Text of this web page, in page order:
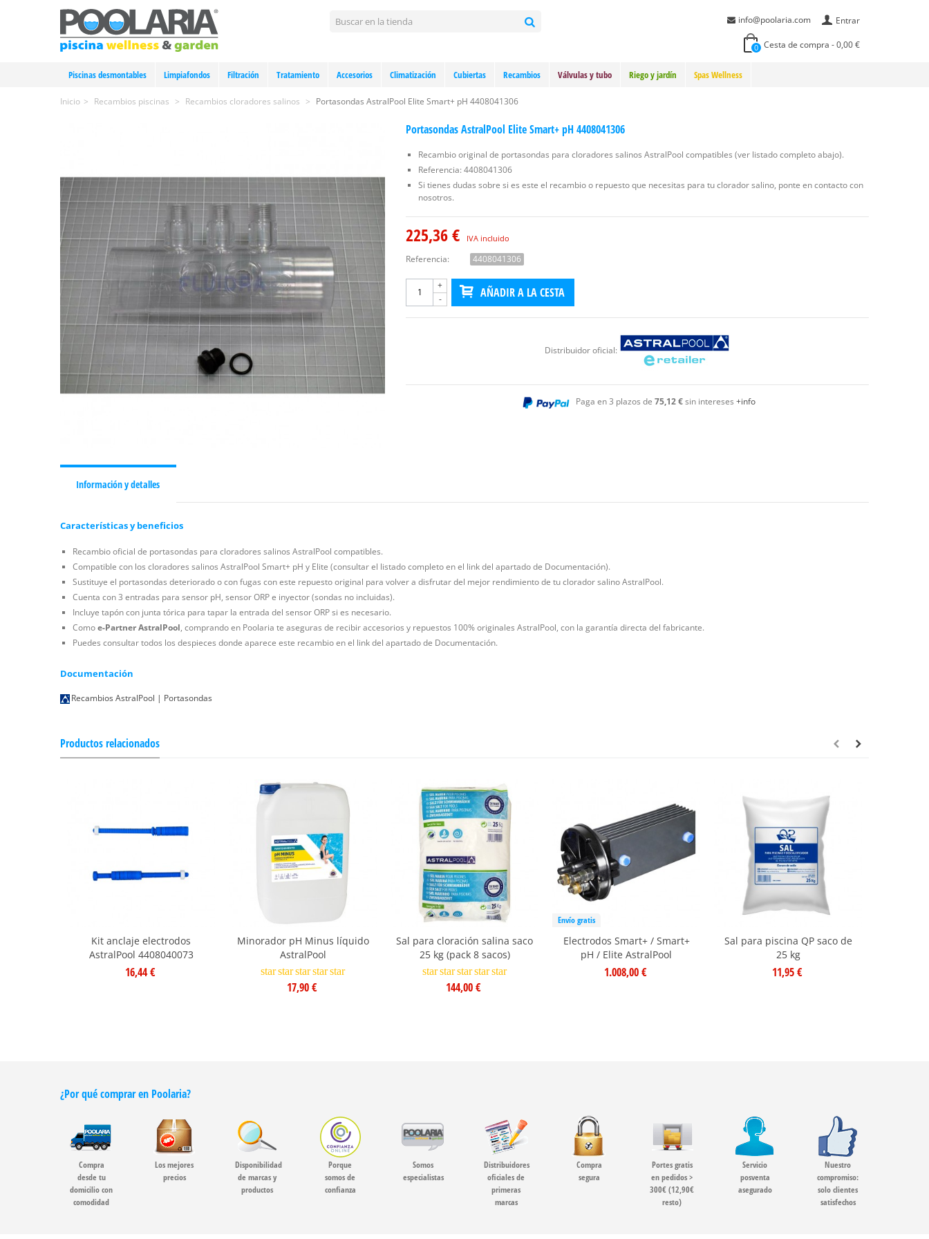
Entrar
info@poolaria.com
0 Cesta de compra -0,00 €
Piscinas desmontables Limpiafondos Filtración Tratamiento Accesorios Climatización Cubiertas Recambios Válvulas y tubo Riego y jardín Spas Wellness
Inicio > Recambios piscinas > Recambios cloradores salinos > Portasondas AstralPool Elite Smart+ pH 4408041306
Portasondas AstralPool Elite Smart+ pH 4408041306
Recambio original de portasondas para cloradores salinos AstralPool compatibles (ver listado completo abajo).
Referencia: 4408041306
Si tienes dudas sobre si es este el recambio o repuesto que necesitas para tu clorador salino, ponte en contacto con
nosotros.
225,36 € IVA incluido
Referencia: 4408041306
-
+ AÑADIR A LA CESTA
Distribuidor oficial:
Paga en 3 plazos de75,12 €sin intereses+info
Información y detalles
Características y beneficios
Recambio oficial de portasondas para cloradores salinos AstralPool compatibles.
Compatible con los cloradores salinos AstralPool Smart+ pH y Elite (consultar el listado completo en el link del apartado de Documentación).
Sustituye el portasondas deteriorado o con fugas con este repuesto original para volver a disfrutar del mejor rendimiento de tu clorador salino AstralPool.
Cuenta con 3 entradas para sensor pH, sensor ORP e inyector (sondas no incluidas).
Incluye tapón con junta tórica para tapar la entrada del sensor ORP si es necesario.
Comoe-Partner AstralPool, comprando en Poolaria te aseguras de recibir accesorios y repuestos 100% originales AstralPool, con la garantía directa del fabricante.
Puedes consultar todos los despieces donde aparece este recambio en el link del apartado de Documentación.
Documentación
Recambios AstralPool | Portasondas
Productos relacionados
Kit anclaje electrodos
AstralPool 4408040073
16,44 €
Minorador pH Minus líquido
AstralPool
starstarstarstarstar
17,90 €
Sal para cloración salina saco
25 kg (pack 8 sacos)
starstarstarstarstar
144,00 €
Envío gratis
Electrodos Smart+ / Smart+
pH / Elite AstralPool
1.008,00 €
Sal para piscina QP saco de
25 kg
11,95 €
¿Por qué comprar en Poolaria?
Compra
desde tu
domicilio con
comodidad
Los mejores
precios
Disponibilidad
de marcas y
productos
Porque
somos de
confianza
Somos
especialistas
Distribuidores
oficiales de
primeras
marcas
Compra
segura
Portes gratis
en pedidos >
300€ (12,90€
resto)
Servicio
posventa
asegurado
Nuestro
compromiso:
solo clientes
satisfechos